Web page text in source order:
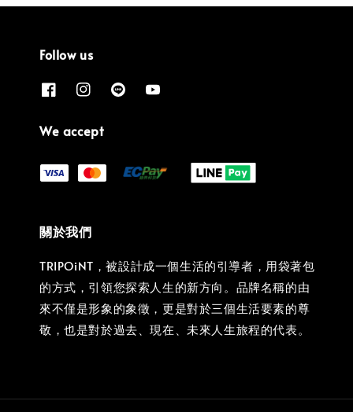
Follow us
We accept
關於我們
TRIPOiNT，被設計成一個生活的引導者，用袋著包
的方式，引領您探索人生的新方向。品牌名稱的由
來不僅是形象的象徵，更是對於三個生活要素的尊
敬，也是對於過去、現在、未來人生旅程的代表。